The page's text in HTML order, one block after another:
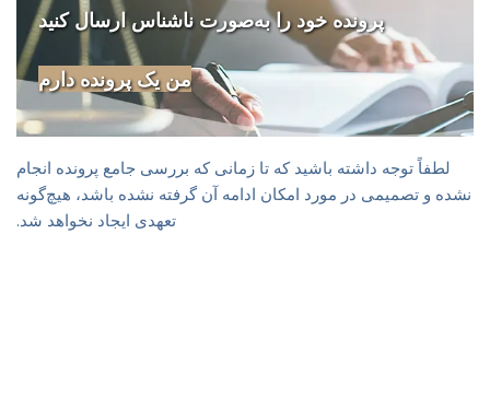
لطفاً توجه داشته باشید که تا زمانی که بررسی جامع پرونده انجام
نشده و تصمیمی در مورد امکان ادامه آن گرفته نشده باشد، هیچ‌گونه
تعهدی ایجاد نخواهد شد.
پرونده خود را به‌صورت ناشناس ارسال کنید
من یک پرونده دارم